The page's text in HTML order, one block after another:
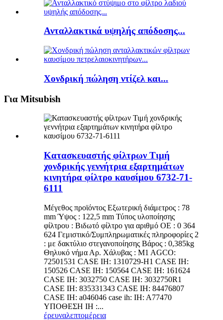
Ανταλλακτικά υψηλής απόδοσης...
Χονδρική πώληση ντίζελ και...
Για Mitsubish
Κατασκευαστής φίλτρων Τιμή
χονδρικής γεννήτρια εξαρτημάτων
κινητήρα φίλτρο καυσίμου 6732-71-
6111
Μέγεθος προϊόντος Εξωτερική διάμετρος : 78
mm Ύψος : 122,5 mm Τύπος υλοποίησης
φίλτρου : Βιδωτό φίλτρο για αριθμό OE : 0 364
624 Γεμιστικό/Συμπληρωματικές πληροφορίες 2
: με δακτύλιο στεγανοποίησης Βάρος : 0,385kg
Θηλυκό νήμα Αρ. Χάλυβας : M1 AGCO:
72501531 CASE IH: 1310729-H1 CASE IH:
150526 CASE IH: 150564 CASE IH: 161624
CASE IH: 3032750 CASE IH: 3032750R1
CASE IH: 835331343 CASE IH: 84476807
CASE IH: a046046 case ih: IH: A77470
ΥΠΟΘΕΣΗ IH :...
έρευναλεπτομέρεια